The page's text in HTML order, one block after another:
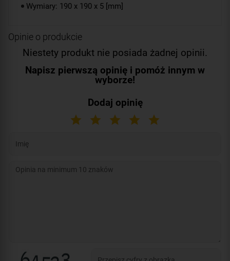
Wymiary: 190 x 190 x 5 [mm]
Opinie o produkcie
Niestety produkt nie posiada żadnej opinii.
Napisz pierwszą opinię i pomóż innym w
wyborze!
Dodaj opinię